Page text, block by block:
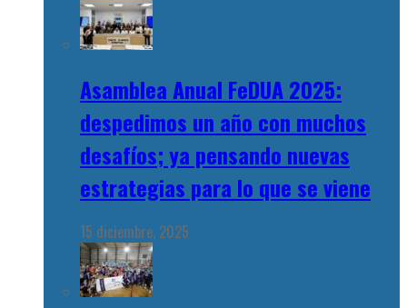
Asamblea Anual FeDUA 2025:
despedimos un año con muchos
desafíos; ya pensando nuevas
estrategias para lo que se viene
15 diciembre, 2025